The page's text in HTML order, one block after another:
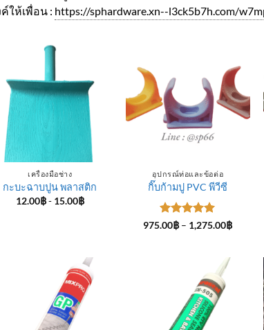
ให้เพื่อน : https://sphardware.xn--l3ck5b7h.com/
เครื่องมือช่าง
กะบะฉาบปูน พลาสติก
12.00฿- 15.00฿
อุปกรณ์ท่อและข้อต่อ
กิ๊บก้ามปู PVC พีวีซี
ให้คะแนน
975.00฿ – 1,275.00฿Price